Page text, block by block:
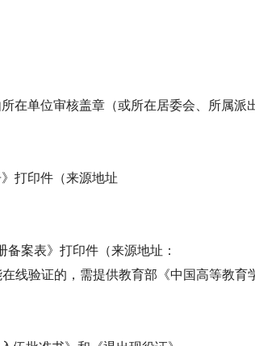
在单位审核盖章（或所在居委会、所属派
打印件（来源地址
案表》打印件（来源地址：
线验证的，需提供教育部《中国高等教育